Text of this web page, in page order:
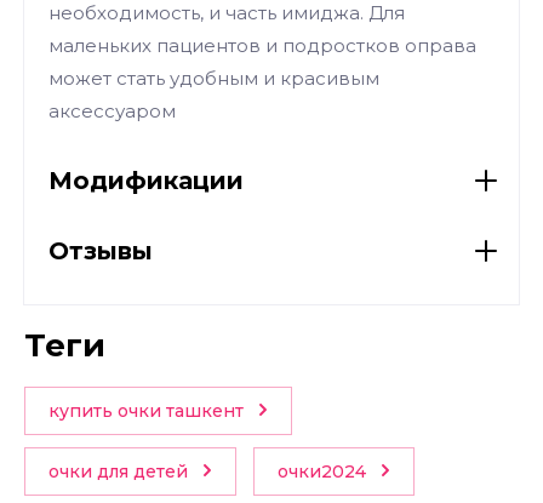
необходимость, и часть имиджа. Для
маленьких пациентов и подростков оправа
может стать удобным и красивым
аксессуаром
Модификации
Отзывы
теги
купить очки ташкент
очки для детей очки2024